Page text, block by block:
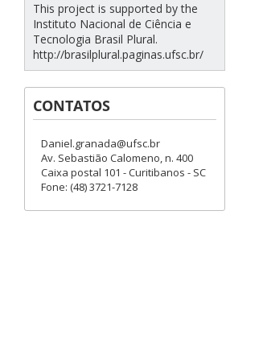
This project is supported by the
Instituto Nacional de Ciência e
Tecnologia Brasil Plural.
http://brasilplural.paginas.ufsc.br/
CONTATOS
Daniel.granada@ufsc.br
Av. Sebastião Calomeno, n. 400
Caixa postal 101 - Curitibanos - SC
Fone: (48) 3721-7128